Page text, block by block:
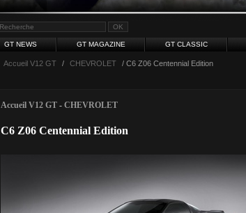
GT NEWS GT MAGAZINE GT CLASSIC
Accueil V12 GT / CHEVROLET / C6 Z06 Centennial Edition
Accueil V12 GT - CHEVROLET
C6 Z06 Centennial Edition